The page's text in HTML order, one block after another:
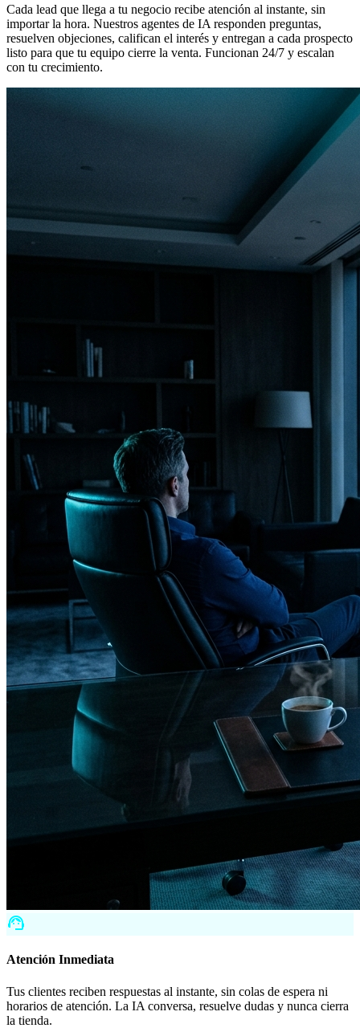
Cada lead que llega a tu negocio recibe atención al instante, sin
importar la hora. Nuestros agentes de IA responden preguntas,
resuelven objeciones, califican el interés y entregan a cada prospecto
listo para que tu equipo cierre la venta. Funcionan 24/7 y escalan
con tu crecimiento.
support_agent
Atención Inmediata
Tus clientes reciben respuestas al instante, sin colas de espera ni
horarios de atención. La IA conversa, resuelve dudas y nunca cierra
la tienda.